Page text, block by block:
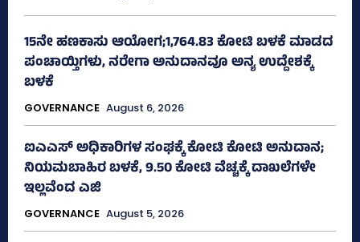
15ನೇ ಹಣಕಾಸು ಆಯೋಗ;1,764.83 ಕೋಟಿ ಬಳಕೆ ಮಾಡದ
ಪಂಚಾಯ್ತಿಗಳು, ನರೇಗಾ ಅನುದಾನವೂ ಅನ್ಯ ಉದ್ದೇಶಕ್ಕೆ
ಬಳಕೆ
GOVERNANCE August 6, 2026
ಐಎಎಸ್‌ ಅಧಿಕಾರಿಗಳ ಸಂಘಕ್ಕೆ ಕೋಟಿ ಕೋಟಿ ಅನುದಾನ;
ನಿಯಮಬಾಹಿರ ಬಳಕೆ, 9.50 ಕೋಟಿ ವೆಚ್ಚಕ್ಕೆ ದಾಖಲೆಗಳೇ
ಇಲ್ಲವೆಂದ ಎಜಿ
GOVERNANCE August 5, 2026